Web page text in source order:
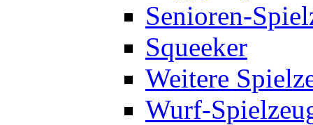
Senioren-
Squeeker
Weitere
Wurf-